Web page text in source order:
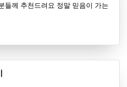
들께 추천드려요 정말 믿음이 가는